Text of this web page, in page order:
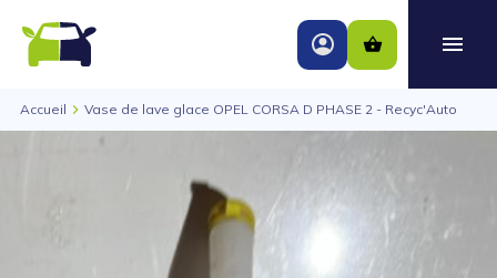
Accueil Vase de lave glace OPEL CORSA D PHASE 2 - Recyc'Auto